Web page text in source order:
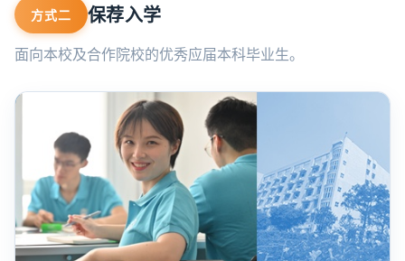
方式二 保荐入学
面向本校及合作院校的优秀应届本科毕业生。